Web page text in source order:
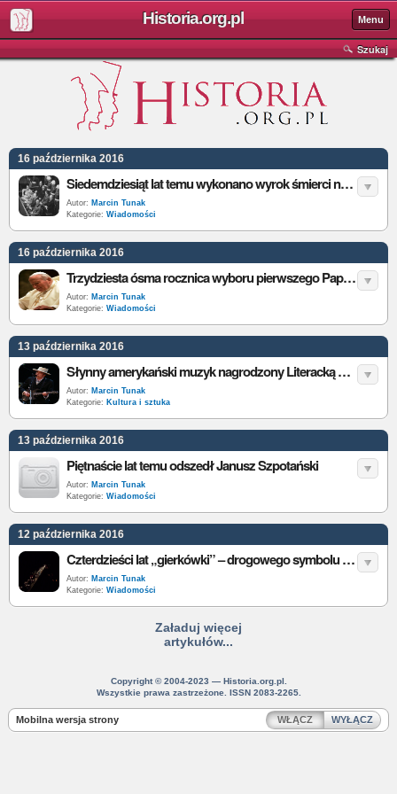
Historia.org.pl Menu
Szukaj
16 października 2016
Siedemdziesiąt lat temu wykonano wyrok śmierci na skazanych zbrodniarzach hitlerowskich
Autor: Marcin Tunak
Kategorie: Wiadomości
16 października 2016
Trzydziesta ósma rocznica wyboru pierwszego Papieża-Polaka
Autor: Marcin Tunak
Kategorie: Wiadomości
13 października 2016
Słynny amerykański muzyk nagrodzony Literacką Nagrodą Nobla
Autor: Marcin Tunak
Kategorie: Kultura i sztuka
13 października 2016
Piętnaście lat temu odszedł Janusz Szpotański
Autor: Marcin Tunak
Kategorie: Wiadomości
12 października 2016
Czterdzieści lat „gierkówki” – drogowego symbolu gierkowskiej Polski
Autor: Marcin Tunak
Kategorie: Wiadomości
Załaduj więcej
artykułów...
Copyright © 2004-2023 — Historia.org.pl.
Wszystkie prawa zastrzeżone. ISSN 2083-2265.
Mobilna wersja strony WŁĄCZ WYŁĄCZ